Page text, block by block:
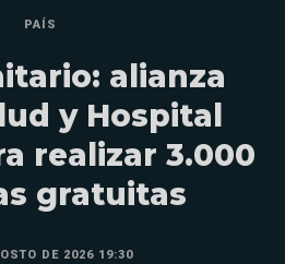
PAÍS
alianza
y Hospital
realizar 3.000
gratuitas
DE 2026 19:30